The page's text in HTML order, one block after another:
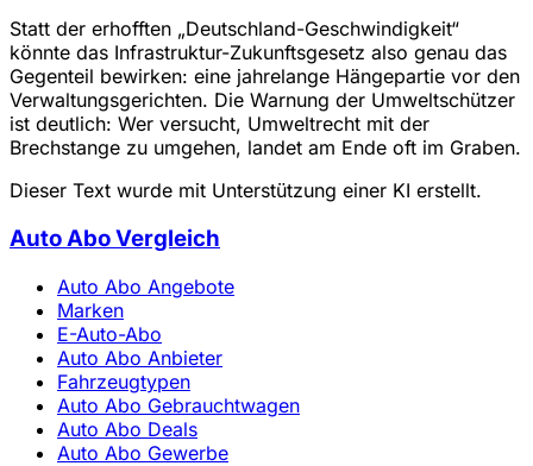
Statt der erhofften „Deutschland-Geschwindigkeit“
könnte das Infrastruktur-Zukunftsgesetz also genau das
Gegenteil bewirken: eine jahrelange Hängepartie vor den
Verwaltungsgerichten. Die Warnung der Umweltschützer
ist deutlich: Wer versucht, Umweltrecht mit der
Brechstange zu umgehen, landet am Ende oft im Graben.
Dieser Text wurde mit Unterstützung einer KI erstellt.
Auto Abo Vergleich
Auto Abo Angebote
Marken
E-Auto-Abo
Auto Abo Anbieter
Fahrzeugtypen
Auto Abo Gebrauchtwagen
Auto Abo Deals
Auto Abo Gewerbe